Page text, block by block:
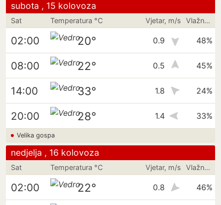
subota , 15 kolovoza
Sat Temperatura °C Vjetar, m/s Vlažnost
02:00 20° 0.9 48%
08:00 22° 0.5 45%
14:00 33° 1.8 24%
20:00 28° 1.4 33%
Velika gospa
nedjelja , 16 kolovoza
Sat Temperatura °C Vjetar, m/s Vlažnost
02:00 22° 0.8 46%